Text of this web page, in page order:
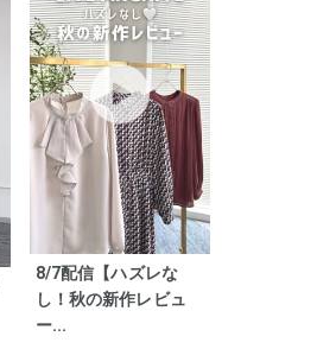
8/7配信【ハズレな
し！秋の新作レビュ
ー...